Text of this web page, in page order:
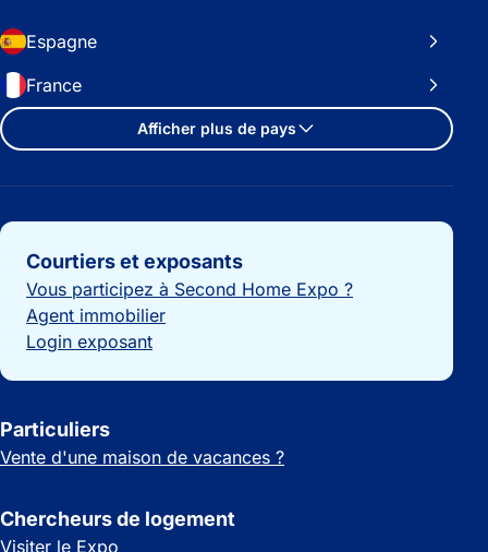
Espagne
France
Afficher plus de pays
Liens importants
Courtiers et exposants
Vous participez à Second Home Expo ?
Agent immobilier
Login exposant
Particuliers
Vente d'une maison de vacances ?
Chercheurs de logement
Visiter le Expo